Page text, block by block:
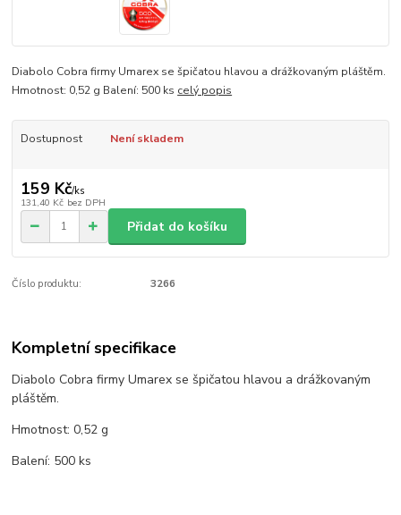
Diabolo Cobra firmy Umarex se špičatou hlavou a drážkovaným pláštěm.
Hmotnost: 0,52 g Balení: 500 ks celý popis
Dostupnost Není skladem
159 Kč/ks
131,40 Kč bez DPH
Přidat do košíku
Číslo produktu: 3266
Kompletní specifikace
Diabolo Cobra firmy Umarex se špičatou hlavou a drážkovaným
pláštěm.
Hmotnost: 0,52 g
Balení: 500 ks